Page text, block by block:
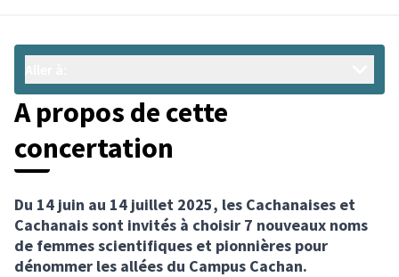
A propos de cette
concertation
Du 14 juin au 14 juillet 2025, les Cachanaises et
Cachanais sont invités à choisir 7 nouveaux noms
de femmes scientifiques et pionnières pour
dénommer les allées du Campus Cachan.